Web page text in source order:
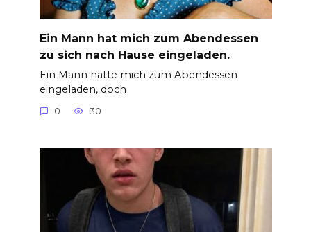
Ein Mann hat mich zum Abendessen
zu sich nach Hause eingeladen.
Ein Mann hatte mich zum Abendessen
eingeladen, doch
0 30